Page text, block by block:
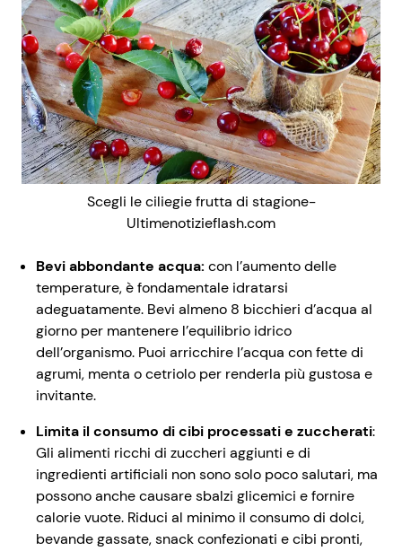
Scegli le ciliegie frutta di stagione-
Ultimenotizieflash.com
Bevi abbondante acqua: con l’aumento delle
temperature, è fondamentale idratarsi
adeguatamente. Bevi almeno 8 bicchieri d’acqua al
giorno per mantenere l’equilibrio idrico
dell’organismo. Puoi arricchire l’acqua con fette di
agrumi, menta o cetriolo per renderla più gustosa e
invitante.
Limita il consumo di cibi processati e zuccherati:
Gli alimenti ricchi di zuccheri aggiunti e di
ingredienti artificiali non sono solo poco salutari, ma
possono anche causare sbalzi glicemici e fornire
calorie vuote. Riduci al minimo il consumo di dolci,
bevande gassate, snack confezionati e cibi pronti,